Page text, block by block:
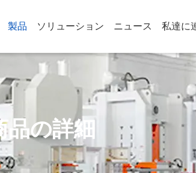
製品 ソリューション ニュース 私達に
品の詳細